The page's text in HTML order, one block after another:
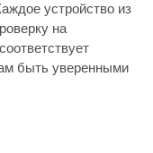
устройство из
на
быть уверенными